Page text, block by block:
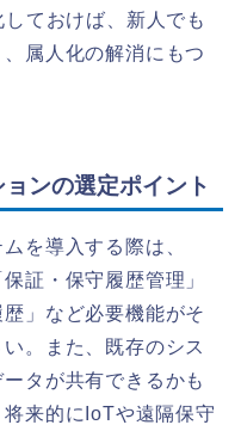
ておけば、新人でも
属人化の解消にもつ
ンの選定ポイント
を導入する際は、
証・保守履歴管理」
」など必要機能がそ
。また、既存のシス
タが共有できるかも
来的にIoTや遠隔保守